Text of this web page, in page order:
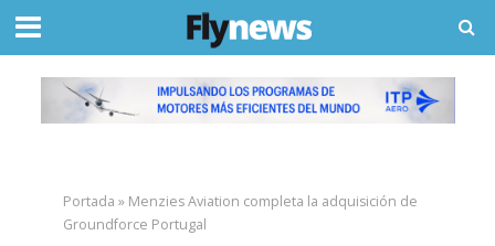
Portada » Menzies Aviation completa la adquisición de
Groundforce Portugal